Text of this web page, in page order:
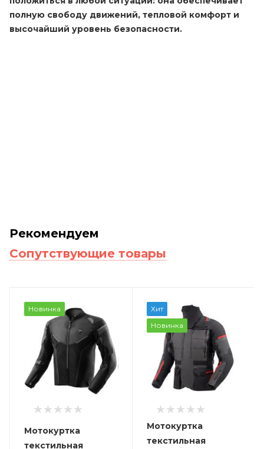
полную свободу движений, тепловой комфорт и
высочайший уровень безопасности.
Рекомендуем
Сопутствующие товары
Новинка
Мотокуртка
текстильная
Хит
Новинка
Мотокуртка
текстильная